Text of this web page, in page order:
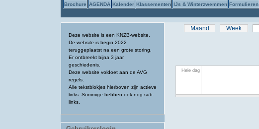
Brochure AGENDA Kalender Klassementen IJs & Winterzwemmen Formulieren
Deze website is een KNZB-website.
De website is begin 2022
teruggeplaatst na een grote storing.
Er ontbreekt bijna 3 jaar
geschiedenis.
Deze website voldoet aan de AVG
regels.
Alle tekstblokjes hierboven zijn actieve
links. Sommige hebben ook nog sub-
links.
Primaire tabs
Maand Week
Hele dag